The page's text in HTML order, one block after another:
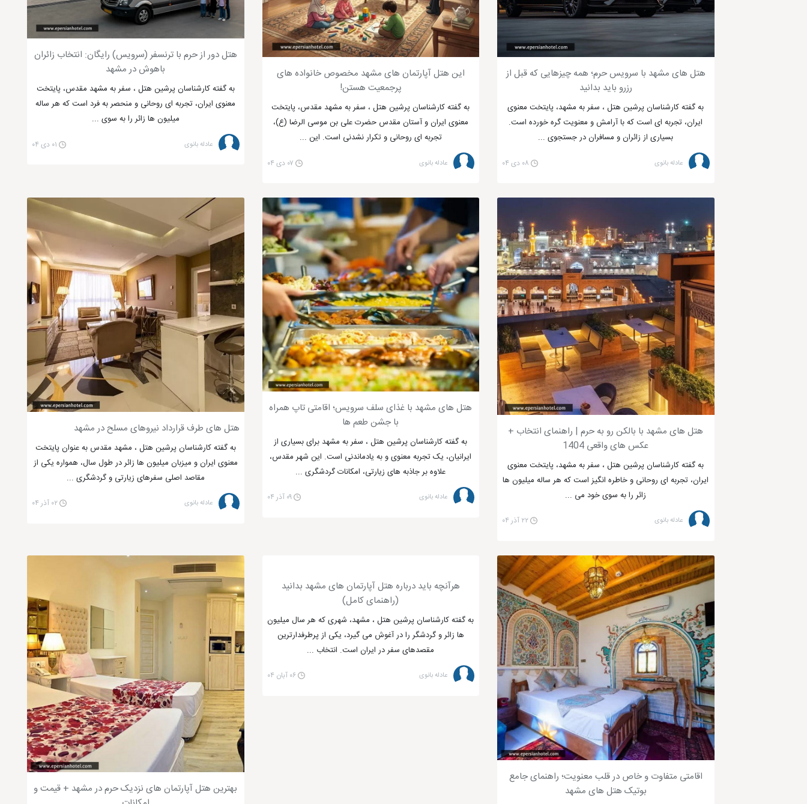
هتل های مشهد با سرویس حرم؛ همه چیزهایی که قبل از
رزرو باید بدانید
به گفته کارشناسان پرشین هتل ، سفر به مشهد، پایتخت معنوی
ایران، تجربه ای است که با آرامش و معنویت گره خورده است.
بسیاری از زائران و مسافران در جستجوی ...
عادله بانوی ۰۸ دی ۰۴
این هتل آپارتمان های مشهد مخصوص خانواده های
پرجمعیت هستن!
به گفته کارشناسان پرشین هتل ، سفر به مشهد مقدس، پایتخت
معنوی ایران و آستان مقدس حضرت علی بن موسی الرضا (ع)،
تجربه ای روحانی و تکرار نشدنی است. این ...
عادله بانوی ۰۷ دی ۰۴
هتل دور از حرم با ترنسفر (سرویس) رایگان: انتخاب زائران
باهوش در مشهد
به گفته کارشناسان پرشین هتل ، سفر به مشهد مقدس، پایتخت
معنوی ایران، تجربه ای روحانی و منحصر به فرد است که هر ساله
میلیون ها زائر را به سوی ...
عادله بانوی ۰۱ دی ۰۴
هتل های مشهد با بالکن رو به حرم | راهنمای انتخاب +
عکس های واقعی 1404
به گفته کارشناسان پرشین هتل ، سفر به مشهد، پایتخت معنوی
ایران، تجربه ای روحانی و خاطره انگیز است که هر ساله میلیون ها
زائر را به سوی خود می ...
عادله بانوی ۲۲ آذر ۰۴
هتل های مشهد با غذای سلف سرویس؛ اقامتی تاپ همراه
با جشن طعم ها
به گفته کارشناسان پرشین هتل ، سفر به مشهد برای بسیاری از
ایرانیان، یک تجربه معنوی و به یادماندنی است. این شهر مقدس،
علاوه بر جاذبه های زیارتی، امکانات گردشگری ...
عادله بانوی ۰۹ آذر ۰۴
هتل های طرف قرارداد نیروهای مسلح در مشهد
به گفته کارشناسان پرشین هتل ، مشهد مقدس به عنوان پایتخت
معنوی ایران و میزبان میلیون ها زائر در طول سال، همواره یکی از
مقاصد اصلی سفرهای زیارتی و گردشگری ...
عادله بانوی ۰۲ آذر ۰۴
اقامتی متفاوت و خاص در قلب معنویت؛ راهنمای جامع
بوتیک هتل های مشهد
هرآنچه باید درباره هتل آپارتمان های مشهد بدانید
(راهنمای کامل)
به گفته کارشناسان پرشین هتل ، مشهد، شهری که هر سال میلیون
ها زائر و گردشگر را در آغوش می گیرد، یکی از پرطرفدارترین
مقصدهای سفر در ایران است. انتخاب ...
عادله بانوی ۰۶ آبان ۰۴
بهترین هتل آپارتمان های نزدیک حرم در مشهد + قیمت و